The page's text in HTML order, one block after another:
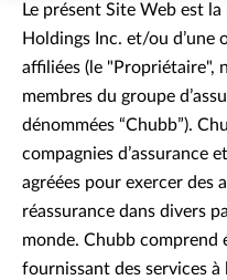
Le présent Site Web est
Holdings Inc. et/ou d’une
affiliées (le "Propriétaire",
membres du groupe
dénommées “Chubb”).
compagnies d’assurance
agréées pour exercer des
réassurance dans divers
monde. Chubb comprend
fournissant des services à